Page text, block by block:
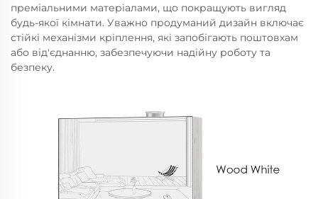
преміальними матеріалами, що покращують вигляд
будь-якої кімнати. Уважно продуманий дизайн включає
стійкі механізми кріплення, які запобігають поштовхам
або від'єднанню, забезпечуючи надійну роботу та
безпеку.